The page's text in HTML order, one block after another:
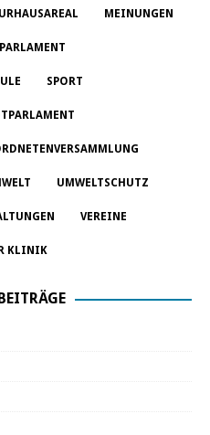
MEINUNGEN
PARLAMENT
SPORT
UMWELTSCHUTZ
VEREINE
KLINIK